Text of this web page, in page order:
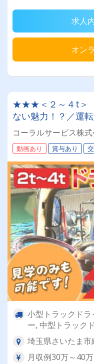
求人
オン
★★★＜２～４t＞【
ない魅力！？／
コーラルサービス株
動画あり 賞与あり
小型トラックド
ー, 中型トラック
埼玉県さいたま市
月収例30万～40